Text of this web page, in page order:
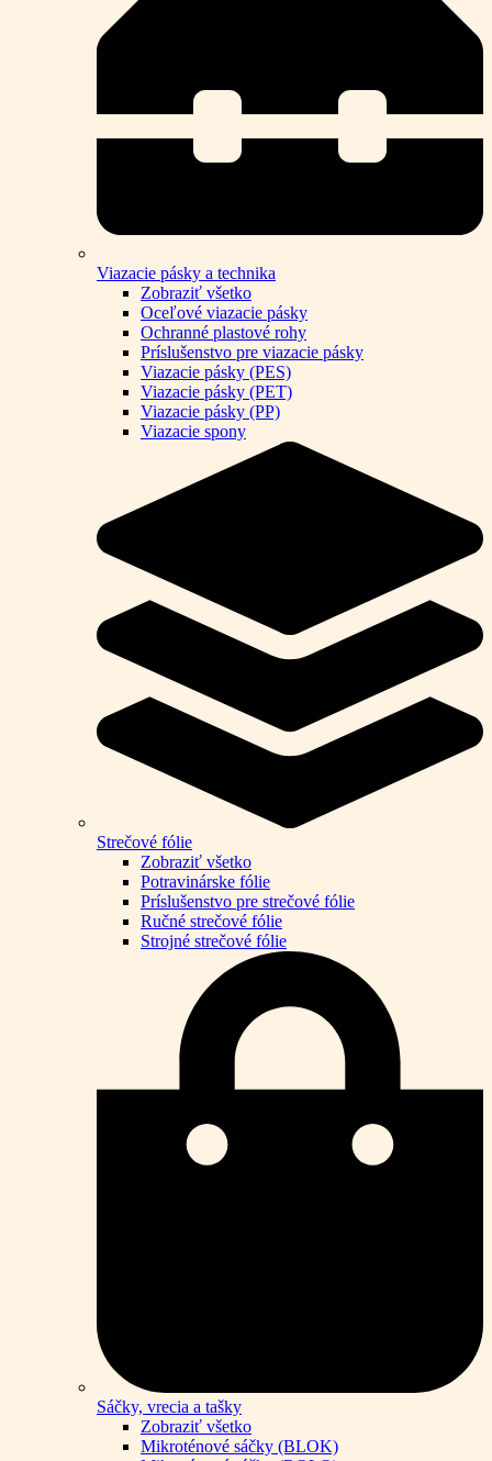
Viazacie pásky a technika
Zobraziť všetko
Oceľové viazacie pásky
Ochranné plastové rohy
Príslušenstvo pre viazacie pásky
Viazacie pásky (PES)
Viazacie pásky (PET)
Viazacie pásky (PP)
Viazacie spony
Strečové fólie
Zobraziť všetko
Potravinárske fólie
Príslušenstvo pre strečové fólie
Ručné strečové fólie
Strojné strečové fólie
Sáčky, vrecia a tašky
Zobraziť všetko
Mikroténové sáčky (BLOK)